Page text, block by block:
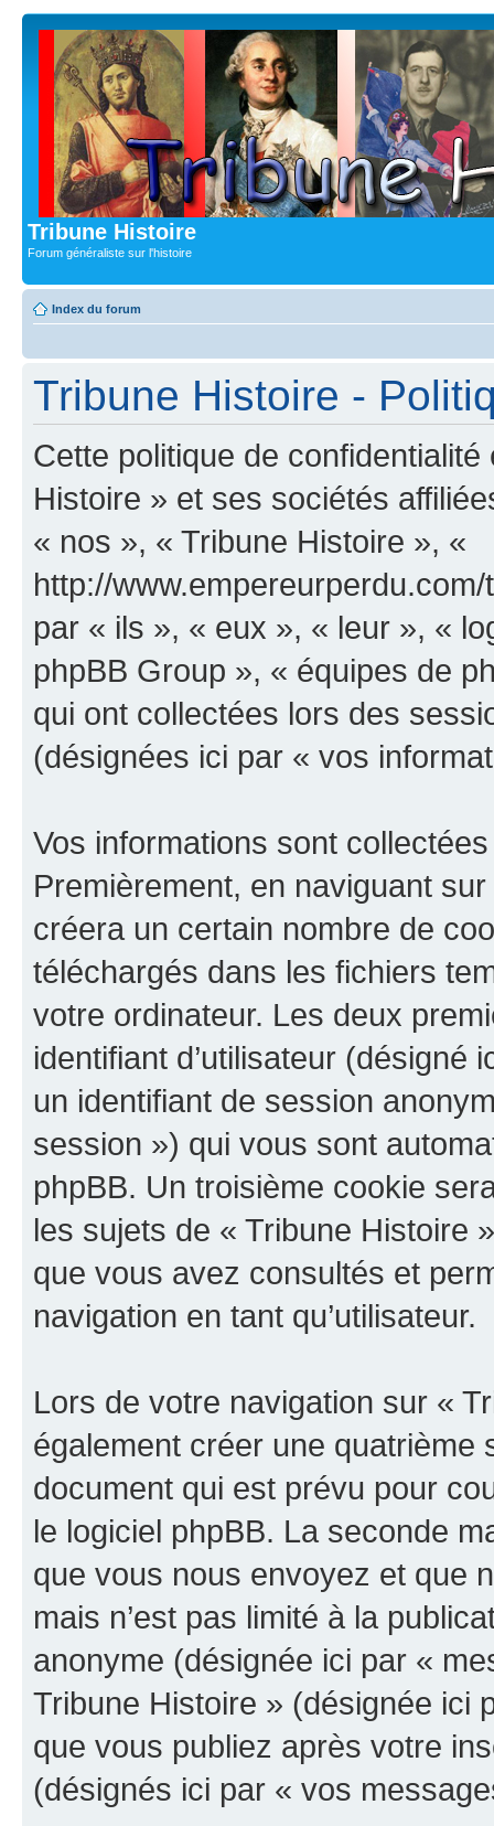
Tribune Histoire
Forum généraliste sur l'histoire
Index du forum
Tribune Histoire -
Cette politique de
Histoire » et ses sociétés
« nos », « Tribune Histoire », «
http://
par « ils », « eux », « leur », «
phpBB Group », « équipes de
qui ont collectées lors des
(désignées ici par « vos
Vos informations sont
Premièrement, en naviguant
créera un certain nombre de
téléchargés dans les fichiers
votre ordinateur. Les deux
identifiant d’utilisateur (désigné
un identifiant de session
session ») qui vous sont
phpBB. Un troisième cookie
les sujets de « Tribune Histoire
que vous avez consultés et
navigation en tant qu’utilisateur.
Lors de votre navigation sur «
également créer une
document qui est prévu pour
le logiciel phpBB. La seconde
que vous nous envoyez et que
mais n’est pas limité à la
anonyme (désignée ici par «
Tribune Histoire » (désignée ici
que vous publiez après votre
(désignés ici par « vos